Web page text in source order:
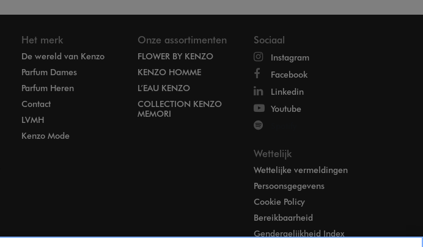
Het merk
De wereld van Kenzo
Parfum Dames
Parfum Heren
Contact
LVMH
Kenzo Mode
Onze assortimenten
FLOWER BY KENZO
KENZO HOMME
L’EAU KENZO
COLLECTION KENZO
MEMORI
Sociaal
Instagram
Facebook
Linkedin
Youtube
Wettelijk
Wettelijke vermeldingen
Persoonsgegevens
Cookie Policy
Bereikbaarheid
Gendergelijkheid Index